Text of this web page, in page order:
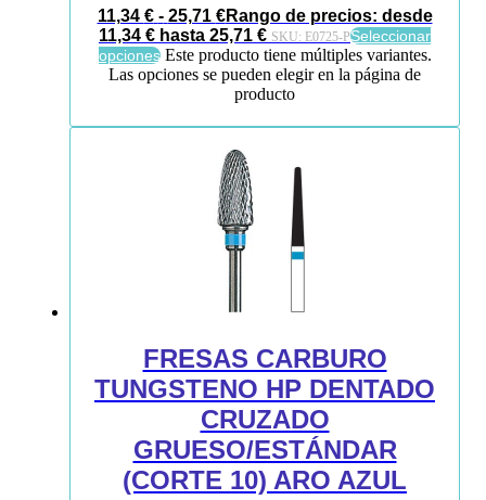
11,34 € - 25,71 €Rango de precios: desde
11,34 € hasta 25,71 € SKU: E0725-PSeleccionar
opciones Este producto tiene múltiples variantes.
Las opciones se pueden elegir en la página de
producto
FRESAS CARBURO
TUNGSTENO HP DENTADO
CRUZADO
GRUESO/ESTÁNDAR
(CORTE 10) ARO AZUL